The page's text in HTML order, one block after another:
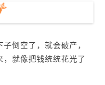
倒空了，就会破产，
就像把钱统统花光了